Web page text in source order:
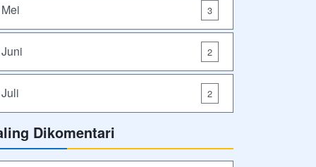
Mei 3
Juni 2
Juli 2
Dikomentari